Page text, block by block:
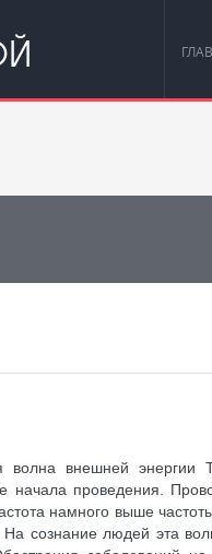
волна внешней
начала проведения.
намного выше
сознание людей эта